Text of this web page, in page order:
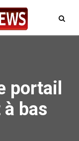
portail
bas